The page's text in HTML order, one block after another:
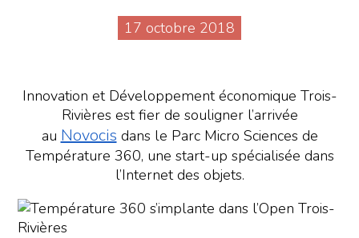
17 octobre 2018
Innovation et Développement économique Trois-
Rivières est fier de souligner l’arrivée
au Novocis dans le Parc Micro Sciences de
Température 360, une start-up spécialisée dans
l’Internet des objets.